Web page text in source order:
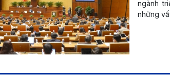
ngành
những